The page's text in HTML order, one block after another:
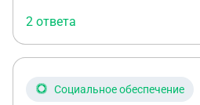
2 ответа
Социальное обеспечение